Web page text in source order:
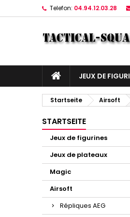
Telefon: 04.94.12.03.28
JEUX DE
Startseite Airsoft
STARTSEITE
Jeux de figurines
Jeux de plateaux
Magic
Airsoft
Répliques AEG